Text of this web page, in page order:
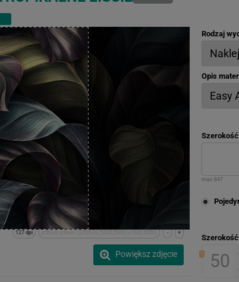
+
-
x:50cm y:0cm | (2500,0) (5000,5000) (7500,5000)
127 dpi
Powiększ zdjęcie
Rodzaj
Opis
Szerokość
max: 847
1